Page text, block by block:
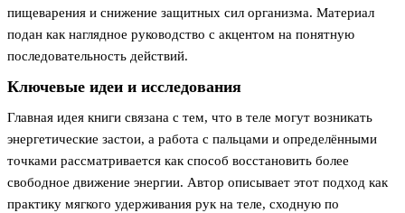
пищеварения и снижение защитных сил организма. Материал
подан как наглядное руководство с акцентом на понятную
последовательность действий.
Ключевые идеи и исследования
Главная идея книги связана с тем, что в теле могут возникать
энергетические застои, а работа с пальцами и определёнными
точками рассматривается как способ восстановить более
свободное движение энергии. Автор описывает этот подход как
практику мягкого удерживания рук на теле, сходную по